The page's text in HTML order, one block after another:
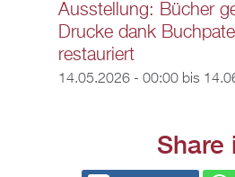
Ausstellung: Bücher
Drucke dank
restauriert
14.05.2026 - 00:00bis
Share